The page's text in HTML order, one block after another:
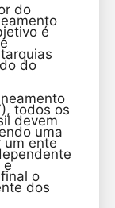
do
é
do
todos os
devem
uma
um ente
e
o
dos